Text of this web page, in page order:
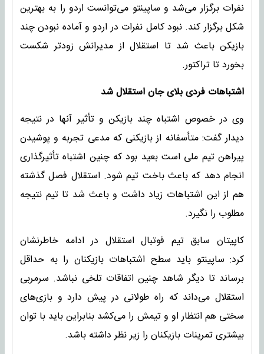
نفرات برگزار می‌شد و ساپینتو می‌توانست اردو را به بهترین
شکل برگزار کند. نبود کامل نفرات در اردو و آماده نبودن چند
بازیکن باعث شد تا استقلال از مدیرانش زودتر شکست
بخورد تا تراکتور.
اشتباهات فردی بلای جان استقلال شد
وی در خصوص اشتباه چند بازیکن و تأثیر آنها در نتیجه
دیدار گفت: متأسفانه از بازیکنی که مدعی تجربه و پوشیدن
پیراهن تیم ملی است بعید بود که چنین اشتباه تأثیرگذاری
انجام دهد که باعث باخت تیم شود. استقلال فصل گذشته
هم از این اشتباهات زیاد داشت و باعث شد تا تیم نتیجه
مطلوب را نگیرد.
کاپیتان سابق تیم فوتبال استقلال در ادامه خاطرنشان
کرد: ساپینتو باید سطح اشتباهات بازیکنان را به حداقل
برساند تا دیگر شاهد چنین اتفاقات تلخی نباشد. سرمربی
استقلال می‌داند که راه طولانی در پیش دارد و بازی‌های
سختی هم انتظار او و تیمش را می‌کشد بنابراین باید با توان
بیشتری تمرینات بازیکنان را زیر نظر داشته باشد.